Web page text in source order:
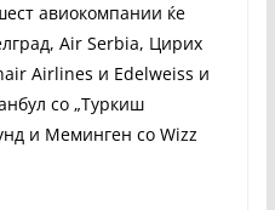
авиокомпании ќе
Air Serbia, Цирих
Airlines и Edelweiss и
со „Туркиш
и Меминген со Wizz